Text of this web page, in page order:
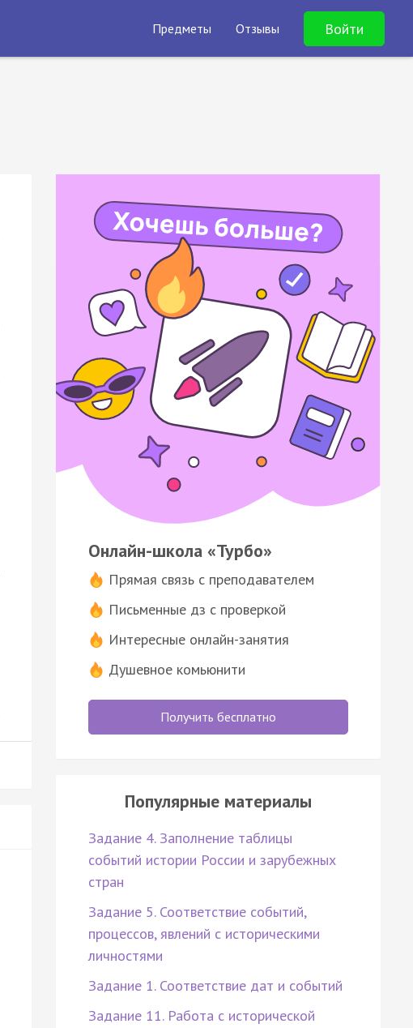
Предметы Отзывы Войти
Онлайн-школа «Турбо»
Прямая связь с преподавателем
Письменные дз с проверкой
Интересные онлайн-занятия
Душевное комьюнити
Получить бесплатно
Популярные материалы
Задание 4. Заполнение таблицы
событий истории России и зарубежных
стран
Задание 5. Соответствие событий,
процессов, явлений с историческими
личностями
Задание 1. Соответствие дат и событий
Задание 11. Работа с исторической